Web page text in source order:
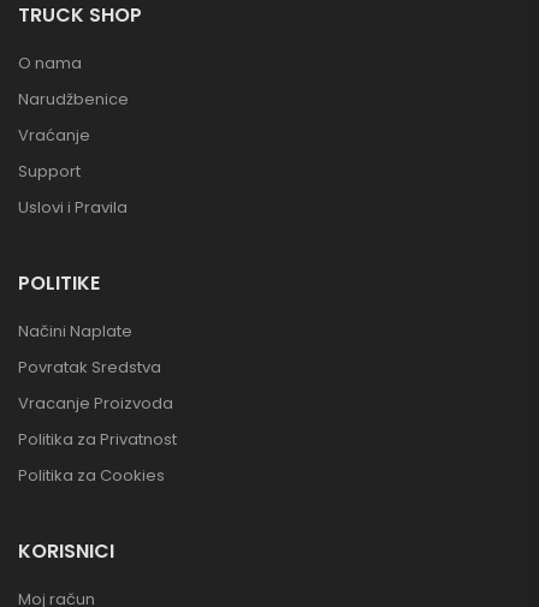
TRUCK SHOP
O nama
Narudžbenice
Vraćanje
Support
Uslovi i Pravila
POLITIKE
Načini Naplate
Povratak Sredstva
Vracanje Proizvoda
Politika za Privatnost
Politika za Cookies
KORISNICI
Moj račun